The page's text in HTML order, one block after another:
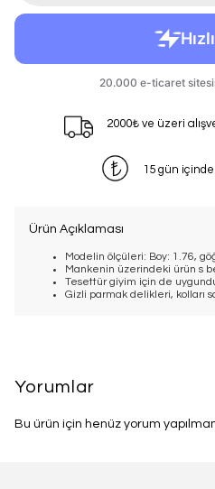
2000₺ ve üzeri
15 gün
Ürün Açıklaması
Modelin ölçüleri: Boy: 1.76,
Mankenin üzerindeki ürün s
Tesettür giyim için de
Gizli parmak delikleri, kolları
Yorumlar
Bu ürün için henüz yorum